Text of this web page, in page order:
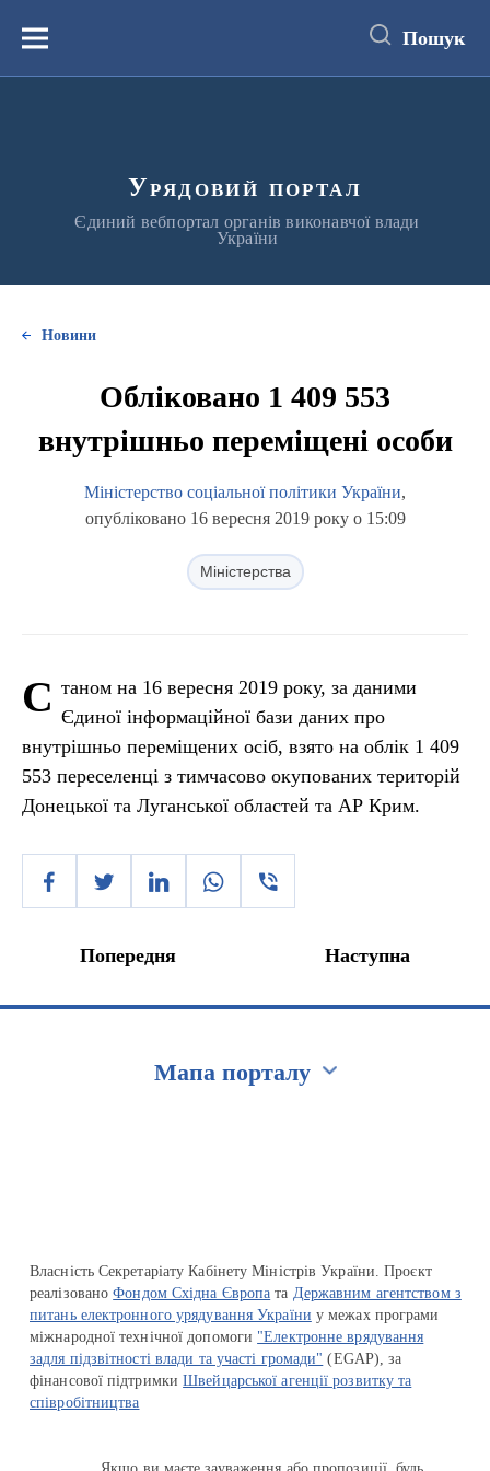
вмістуМеню Пошук
Урядовий портал
Єдиний вебпортал органів виконавчої влади
України
Новини
Обліковано 1 409 553
внутрішньо переміщені особи
Міністерство соціальної політики України,
опубліковано 16 вересня 2019 року о 15:09
Міністерства
С таном на 16 вересня 2019 року, за даними
Єдиної інформаційної бази даних про
внутрішньо переміщених осіб, взято на облік 1 409
553 переселенці з тимчасово окупованих територій
Донецької та Луганської областей та АР Крим.
Попередня Наступна
Мапа порталу
Власність Секретаріату Кабінету Міністрів України. Проєкт
реалізованоФондом Східна Європа та Державним агентством з
питань електронного урядування України у межах програми
міжнародної технічної допомоги "Електронне врядування
задля підзвітності влади та участі громади" (EGAP), за
фінансової підтримкиШвейцарської агенції розвитку та
співробітництва